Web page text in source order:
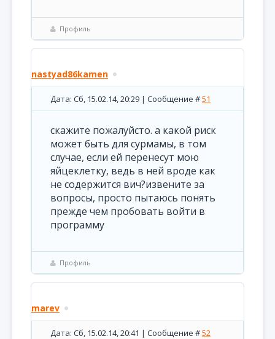
Профиль
nastyad86kamen
Дата: Сб, 15.02.14, 20:29 | Сообщение #51
скажите пожалуйсто. а какой риск
может быть для сурмамы, в том
случае, если ей перенесут мою
яйцеклетку, ведь в ней вроде как
не содержится вич?извените за
вопросы, просто пытаюсь понять
прежде чем пробовать войти в
программу
Профиль
marev
Дата: Сб, 15.02.14, 20:41 | Сообщение #52